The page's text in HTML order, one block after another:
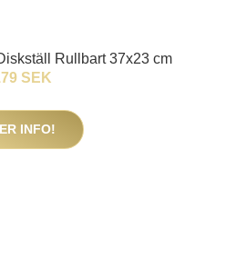
Rullbart 37x23 cm
SEK
INFO!